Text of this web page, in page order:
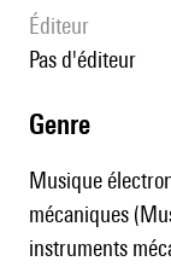
éditeur
pas d'éditeur
genre
Musique
mécaniques
instruments